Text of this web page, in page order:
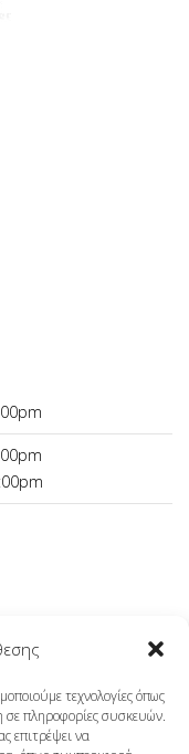
τεχνολογίες όπως
πληροφορίες συσκευών.
επιτρέψει να